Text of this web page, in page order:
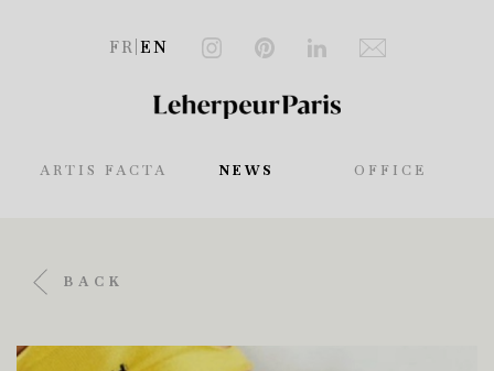
FR EN
NEWS OFFICE
ARTIS FACTA
BACK